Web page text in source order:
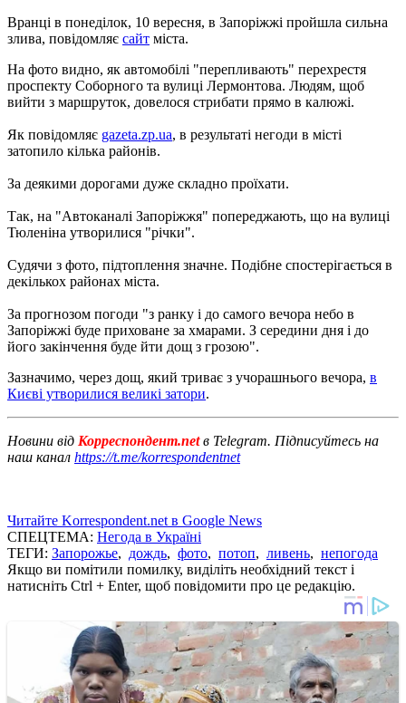
Вранці в понеділок, 10 вересня, в Запоріжжі пройшла сильна
злива, повідомляє сайт міста.
На фото видно, як автомобілі "перепливають" перехрестя
проспекту Соборного та вулиці Лермонтова. Людям, щоб
вийти з маршруток, довелося стрибати прямо в калюжі.
Як повідомляє gazeta.zp.ua, в результаті негоди в місті
затопило кілька районів.
За деякими дорогами дуже складно проїхати.
Так, на "Автоканалі Запоріжжя" попереджають, що на вулиці
Тюленіна утворилися "річки".
Судячи з фото, підтоплення значне. Подібне спостерігається в
декількох районах міста.
За прогнозом погоди "з ранку і до самого вечора небо в
Запоріжжі буде приховане за хмарами. З середини дня і до
його закінчення буде йти дощ з грозою".
Зазначимо, через дощ, який триває з учорашнього вечора, в
Києві утворилися великі затори.
Новини від Корреспондент.netв Telegram. Підписуйтесь на
наш канал https://t.me/korrespondentnet
Читайте Korrespondent.net в Google News
СПЕЦТЕМА: Негода в Україні
ТЕГИ: Запорожье, дождь, фото, потоп, ливень, непогода
Якщо ви помітили помилку, виділіть необхідний текст і
натисніть Ctrl + Enter, щоб повідомити про це редакцію.